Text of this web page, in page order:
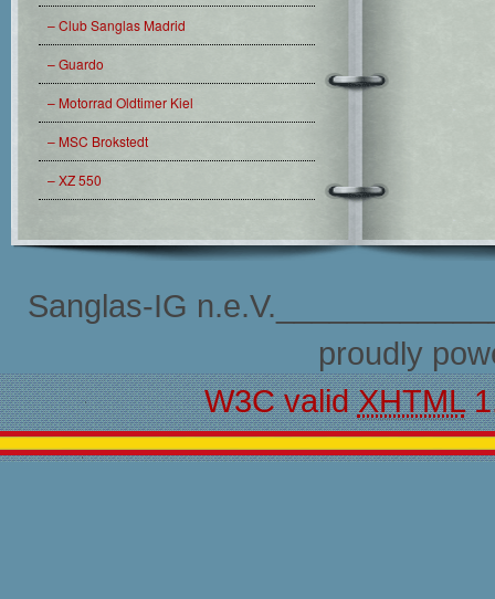
– Club Sanglas Madrid
– Guardo
– Motorrad Oldtimer Kiel
– MSC Brokstedt
– XZ 550
Sanglas-IG
proudly
W3C validXHTML